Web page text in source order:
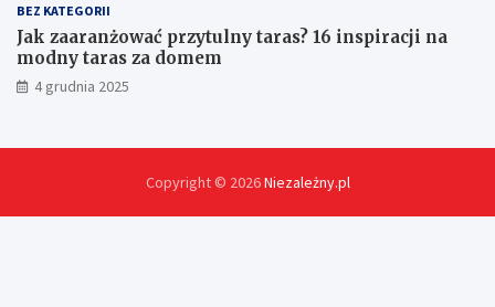
BEZ KATEGORII
Jak zaaranżować przytulny taras? 16 inspiracji na
modny taras za domem
4 grudnia 2025
Copyright © 2026Niezależny.pl